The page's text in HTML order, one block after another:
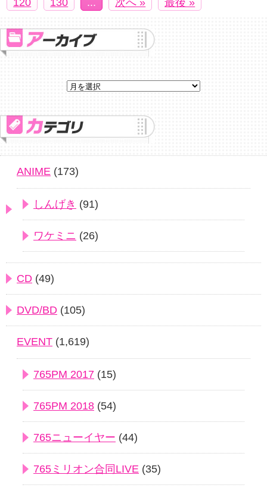
120 130 ... 次へ » 最後 »
ANIME (173)
しんげき (91)
ワケミニ (26)
CD (49)
DVD/BD (105)
EVENT (1,619)
765PM 2017 (15)
765PM 2018 (54)
765ニューイヤー (44)
765ミリオン合同LIVE (35)